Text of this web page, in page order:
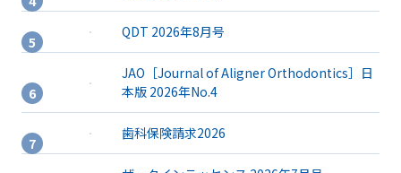
QDT 2026年8月号
JAO［Journal of Aligner Orthodontics］日
本版 2026年No.4
歯科保険請求2026